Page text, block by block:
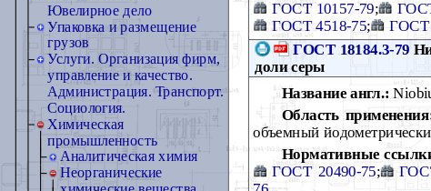
Ювелирное дело
Упаковка и размещение
грузов
Услуги. Организация фирм,
управление и качество.
Администрация. Транспорт.
Социология.
Химическая
промышленность
Аналитическая химия
Неорганические
ГОСТ 10157-79;
ГОСТ 4518-75; ГОСТ
ГОСТ 18184.3-79
доли серы
Название англ.:
Область
объемный
Нормативные
ГОСТ 20490-75;